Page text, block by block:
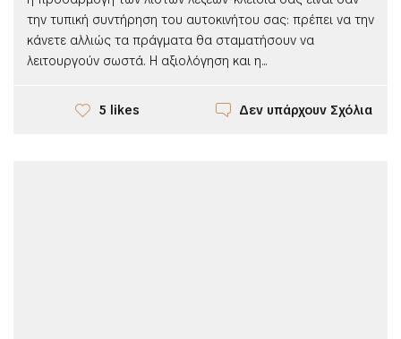
την τυπική συντήρηση του αυτοκινήτου σας: πρέπει να την
κάνετε αλλιώς τα πράγματα θα σταματήσουν να
λειτουργούν σωστά. Η αξιολόγηση και η...
5 likes Δεν υπάρχουν Σχόλια